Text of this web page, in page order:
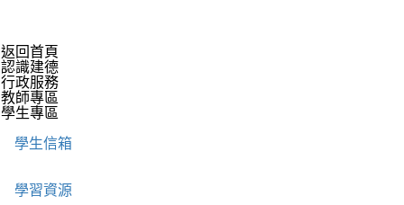
返回首頁
認識建德
行政服務
教師專區
學生專區
學生信箱
學習資源